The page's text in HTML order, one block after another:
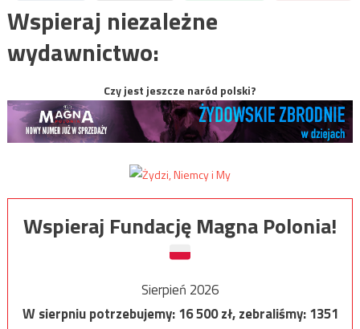
Wspieraj niezależne
wydawnictwo:
Czy jest jeszcze naród polski?
Wspieraj Fundację Magna Polonia!
Sierpień 2026
W sierpniu potrzebujemy:16 500zł, zebraliśmy:1351